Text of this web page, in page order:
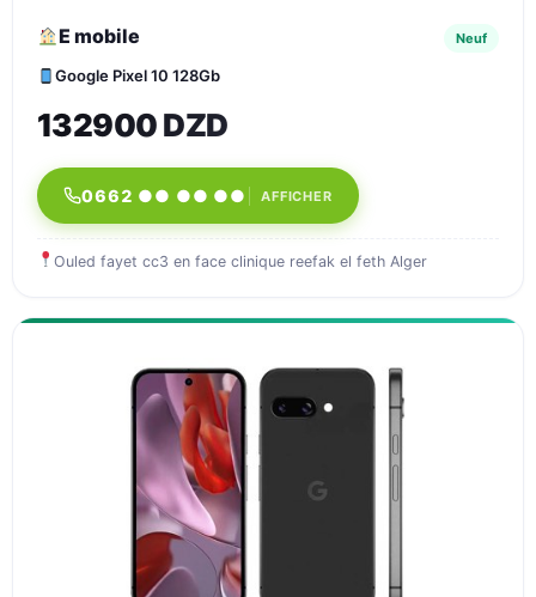
E mobile Neuf
Google Pixel 10 128Gb
132900 DZD
0662 ●● ●● ●● AFFICHER
Ouled fayet cc3 en face clinique reefak el feth Alger